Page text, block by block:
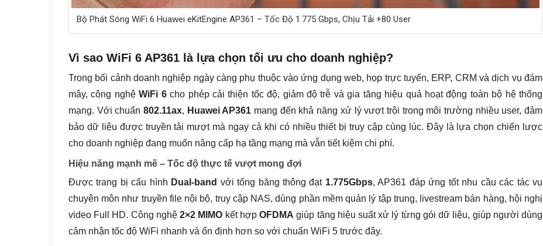
Bộ Phát Sóng WiFi 6 Huawei eKitEngine AP361 – Tốc Độ 1.775 Gbps, Chịu Tải +80 User
Vì sao WiFi 6 AP361 là lựa chọn tối ưu cho doanh nghiệp?
Trong bối cảnh doanh nghiệp ngày càng phụ thuộc vào ứng dụng web, họp trực tuyến, ERP, CRM và dịch vụ đám
mây, công nghệWiFi 6cho phép cải thiện tốc độ, giảm độ trễ và gia tăng hiệu quả hoạt động toàn bộ hệ thống
mạng. Với chuẩn802.11ax, Huawei AP361 mang đến khả năng xử lý vượt trội trong môi trường nhiều user, đảm
bảo dữ liệu được truyền tải mượt mà ngay cả khi có nhiều thiết bị truy cập cùng lúc. Đây là lựa chọn chiến lược
cho doanh nghiệp đang muốn nâng cấp hạ tầng mạng mà vẫn tiết kiệm chi phí.
Hiệu năng mạnh mẽ – Tốc độ thực tế vượt mong đợi
Được trang bị cấu hình Dual-band với tổng băng thông đạt 1.775Gbps, AP361 đáp ứng tốt nhu cầu các tác vụ
chuyên môn như truyền file nội bộ, truy cập NAS, dùng phần mềm quản lý tập trung, livestream bán hàng, hội nghị
video Full HD. Công nghệ2×2 MIMO kết hợpOFDMA giúp tăng hiệu suất xử lý từng gói dữ liệu, giúp người dùng
cảm nhận tốc độ WiFi nhanh và ổn định hơn so với chuẩn WiFi 5 trước đây.